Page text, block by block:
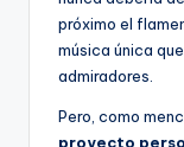
próximo el
música única
admiradores.
Pero, como
proyecto